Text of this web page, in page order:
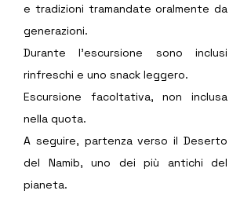
e tradizioni tramandate oralmente da
generazioni.
Durante l’escursione sono inclusi
rinfreschi e uno snack leggero.
Escursione facoltativa, non inclusa
nella quota.
A seguire, partenza verso il Deserto
del Namib, uno dei più antichi del
pianeta.